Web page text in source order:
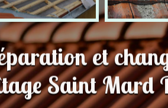
et
Saint Mard